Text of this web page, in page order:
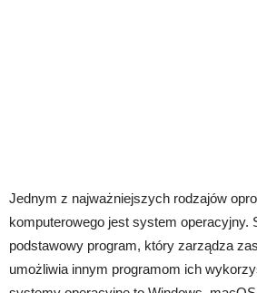
Jednym z najważniejszych rodzajów
komputerowego jest system operacyjny.
podstawowy program, który zarządza
umożliwia innym programom ich